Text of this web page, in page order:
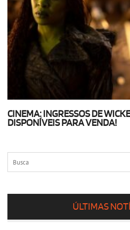
CINEMA: INGRESSOS DE
DISPONÍVEIS PARA VENDA!
ÚLTIMAS